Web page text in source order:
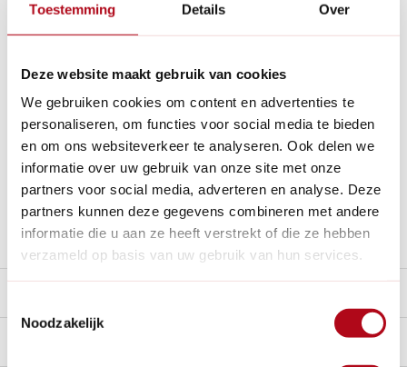
Toestemming Details Over
Deze website maakt gebruik van cookies
We gebruiken cookies om content en advertenties te
personaliseren, om functies voor social media te bieden
en om ons websiteverkeer te analyseren. Ook delen we
informatie over uw gebruik van onze site met onze
partners voor social media, adverteren en analyse. Deze
partners kunnen deze gegevens combineren met andere
informatie die u aan ze heeft verstrekt of die ze hebben
verzameld op basis van uw gebruik van hun services.
Noodzakelijk
functionaliteit en schoonheid met een geïntegreerde
Groot transport:
Nederland en €35,- in België.
14dagen bedenktijd
Al 28 jaarde tuinspecialist voor tuinliefhebbers
Nieuw:Haal je bestelling in Wilnis bij ons op!
Stel een vraag over dit product